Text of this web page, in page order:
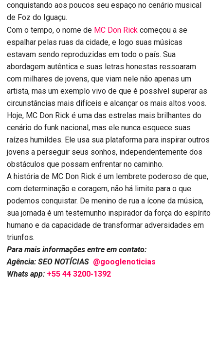
conquistando aos poucos seu espaço no cenário musical
de Foz do Iguaçu.
Com o tempo, o nome de MC Don Rick começou a se
espalhar pelas ruas da cidade, e logo suas músicas
estavam sendo reproduzidas em todo o país. Sua
abordagem autêntica e suas letras honestas ressoaram
com milhares de jovens, que viam nele não apenas um
artista, mas um exemplo vivo de que é possível superar as
circunstâncias mais difíceis e alcançar os mais altos voos.
Hoje, MC Don Rick é uma das estrelas mais brilhantes do
cenário do funk nacional, mas ele nunca esquece suas
raízes humildes. Ele usa sua plataforma para inspirar outros
jovens a perseguir seus sonhos, independentemente dos
obstáculos que possam enfrentar no caminho.
A história de MC Don Rick é um lembrete poderoso de que,
com determinação e coragem, não há limite para o que
podemos conquistar. De menino de rua a ícone da música,
sua jornada é um testemunho inspirador da força do espírito
humano e da capacidade de transformar adversidades em
triunfos.
Para mais informações entre em contato:
Agência: SEO NOTÍCIAS @googlenoticias
Whats app: +55 44 3200-1392